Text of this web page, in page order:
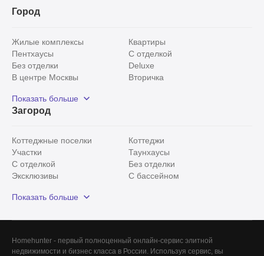
Город
Жилые комплексы
Квартиры
Пентхаусы
С отделкой
Без отделки
Deluxe
В центре Москвы
Вторичка
Рядом с парком
С панорамными окнами
Показать больше
Загород
Коттеджные поселки
Коттеджи
Участки
Таунхаусы
С отделкой
Без отделки
Эксклюзивы
С бассейном
Красногорский район
Показать больше
Homehunter - первый полноценный онлайн-сервис элитной
недвижимости и бизнес класса в России. Используя сервис, вы
Вчера